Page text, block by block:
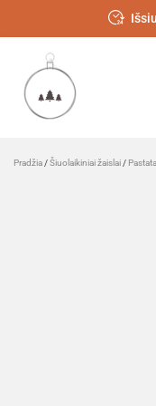
Pradžia /Šiuolaikiniai žaislai /